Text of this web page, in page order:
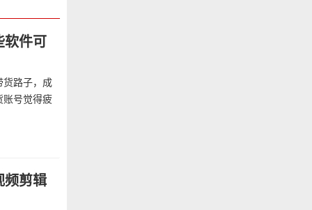
软件可
货路子，成
账号觉得疲
频剪辑